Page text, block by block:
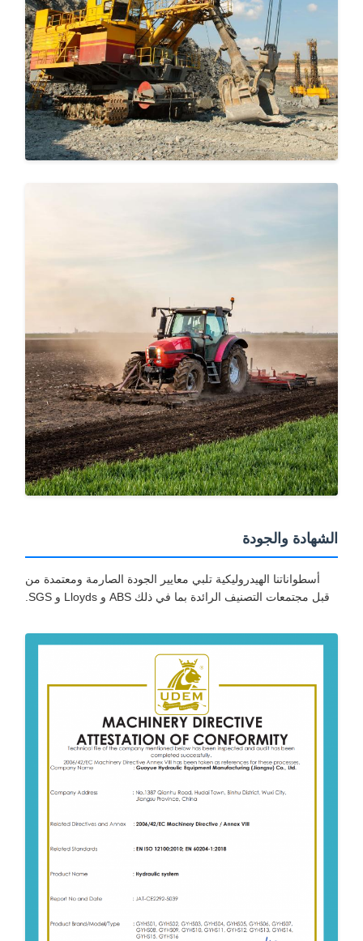
الشهادة والجودة
أسطواناتنا الهيدروليكية تلبي معايير الجودة الصارمة ومعتمدة من
قبل مجتمعات التصنيف الرائدة بما في ذلك ABS و Lloyds و SGS.